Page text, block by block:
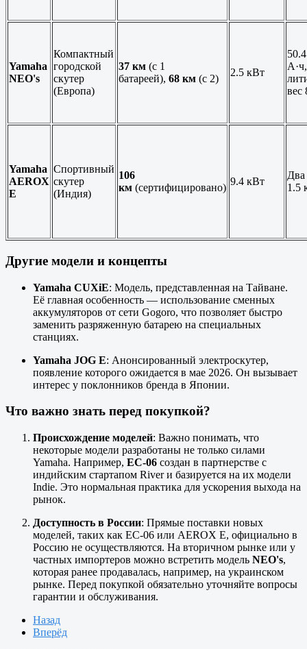
Yamaha
NEO's
Компактный
городской
скутер
(Европа)
37 км (с 1
батареей), 68 км (с 2)
2.5 кВт
вес
Yamaha
AEROX
E
Спортивный
скутер
(Индия)
106
км (сертифицировано)
9.4 кВт
1.5
Другие модели и концепты
Yamaha CUXiE: Модель, представленная на Тайване.
Её главная особенность — использование сменных
аккумуляторов от сети Gogoro, что позволяет быстро
заменить разряженную батарею на специальных
станциях.
Yamaha JOG E: Анонсированный электроскутер,
появление которого ожидается в мае 2026. Он вызывает
интерес у поклонников бренда в Японии.
Что важно знать перед покупкой?
Происхождение моделей: Важно понимать, что
некоторые модели разработаны не только силами
Yamaha. Например, EC-06 создан в партнерстве с
индийским стартапом River и базируется на их модели
Indie. Это нормальная практика для ускорения выхода на
рынок.
Доступность в России: Прямые поставки новых
моделей, таких как EC-06 или AEROX E, официально в
Россию не осуществляются. На вторичном рынке или у
частных импортеров можно встретить модель NEO's,
которая ранее продавалась, например, на украинском
рынке. Перед покупкой обязательно уточняйте вопросы
гарантии и обслуживания.
Назад
Вперёд